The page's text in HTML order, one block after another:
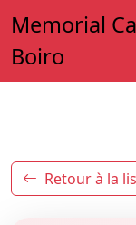
Memorial
Boiro
Retour à la